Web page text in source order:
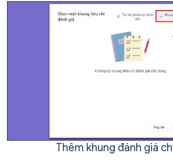
Thêm khung đánh giá